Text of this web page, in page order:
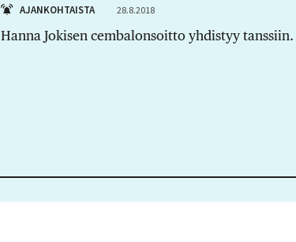
AJANKOHTAISTA 28.8.2018
Hanna Jokisen cembalonsoitto yhdistyy tanssiin.